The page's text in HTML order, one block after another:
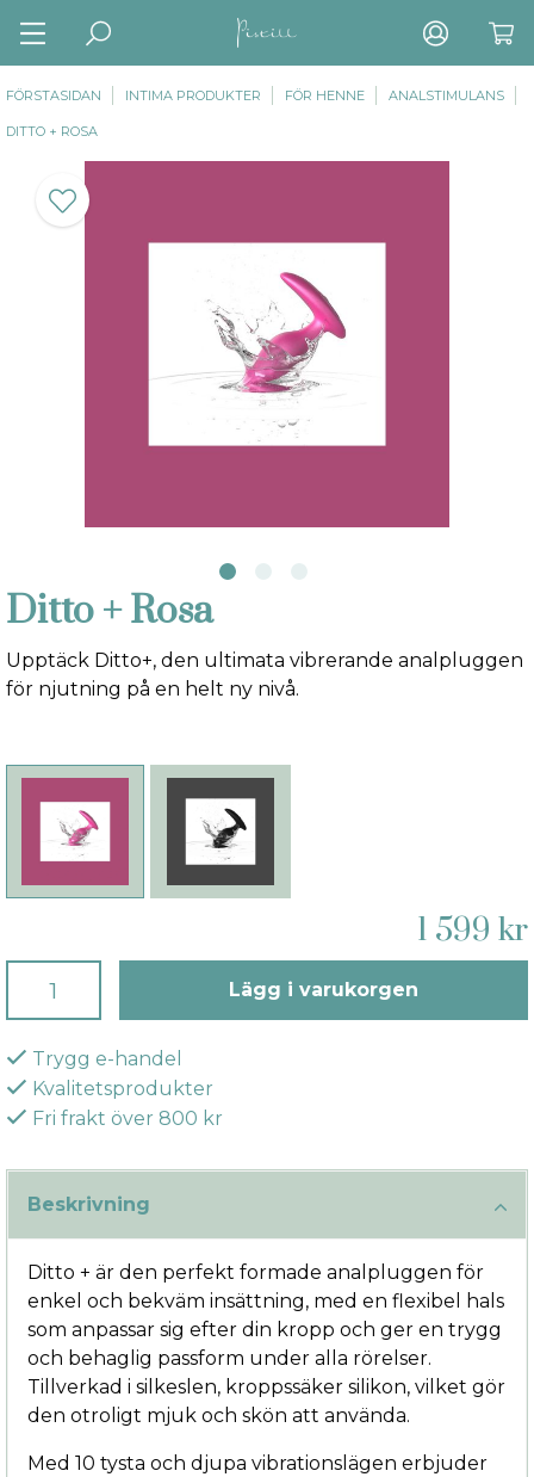
FÖRSTASIDAN INTIMA PRODUKTER FÖR HENNE ANALSTIMULANS
DITTO + ROSA
Ditto + Rosa
Upptäck Ditto+, den ultimata vibrerande analpluggen
för njutning på en helt ny nivå.
1 599 kr
Lägg i varukorgen
Trygg e-handel
Kvalitetsprodukter
Fri frakt över 800 kr
Beskrivning
Ditto + är den perfekt formade analpluggen för
enkel och bekväm insättning, med en flexibel hals
som anpassar sig efter din kropp och ger en trygg
och behaglig passform under alla rörelser.
Tillverkad i silkeslen, kroppssäker silikon, vilket gör
den otroligt mjuk och skön att använda.
Med 10 tysta och djupa vibrationslägen erbjuder